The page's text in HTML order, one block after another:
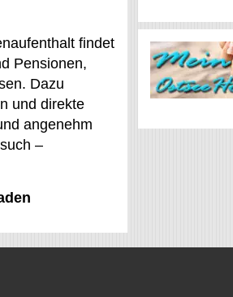
findet
Pensionen,
Dazu
und direkte
angenehm
–